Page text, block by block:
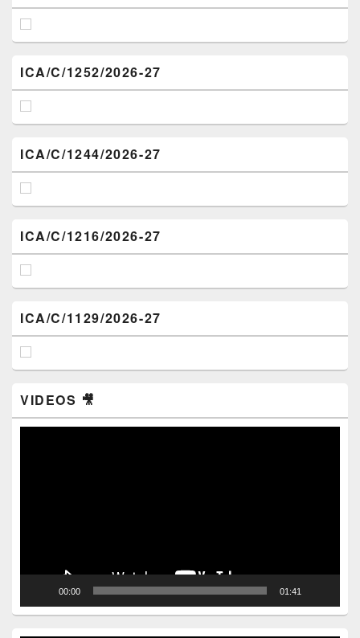
ICA/C/1252/2026-27
ICA/C/1244/2026-27
ICA/C/1216/2026-27
ICA/C/1129/2026-27
VIDEOS 🎥
00:00 01:41